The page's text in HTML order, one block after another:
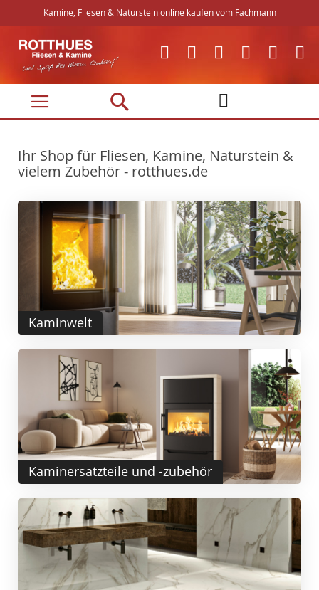
Kamine, Fliesen & Naturstein online kaufen vom Fachmann
Direkt
zum
Inhalt
Ihr Shop für Fliesen, Kamine, Naturstein &
vielem Zubehör - rotthues.de
Kaminwelt
Kaminersatzteile und -zubehör